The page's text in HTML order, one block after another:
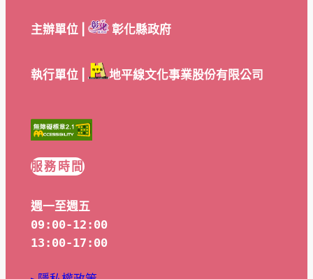
主辦單位 | 彰化縣政府
執行單位 | 地平線文化事業股份有限公司
服務時間
週一至週五
09:00-12:00
13:00-17:00